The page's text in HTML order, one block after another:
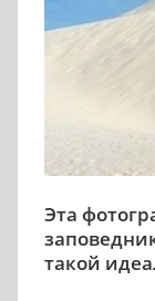
Эта
такой